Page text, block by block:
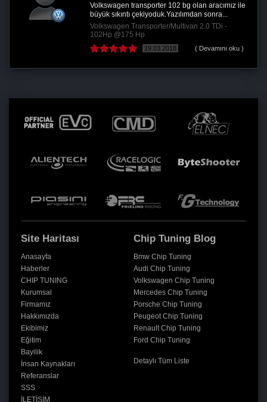
Volkswagen transporter 102 bg olan aracımız ile
büyük sıkıntı çekiyoduk.Yazılımdan sonra...
Volkswagen Transporter/Multivan 2.0 TDi -
102Hp @175 Hp
19.03.2018 ( Devamını oku )
Site Haritası
Anasayfa
Haberler
CHIP TUNING
Kurumsal
Firmamız
Hakkımızda
Ekibimiz
Eğitim
Bayilik
İnsan Kaynakları
Referanslar
SSS
İLETİŞİM
Chip Tuning Blog
Bmw Chip Tuning
Audi Chip Tuning
Volkswagen Chip Tuning
Mercedes Chip Tuning
Porsche Chip Tuning
Peugeot Chip Tuning
Renault Chip Tuning
Ford Chip Tuning
Detaylı Tüm Liste